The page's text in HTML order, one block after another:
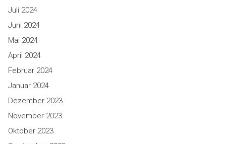
Juli 2024
Juni 2024
Mai 2024
April 2024
Februar 2024
Januar 2024
Dezember 2023
November 2023
Oktober 2023